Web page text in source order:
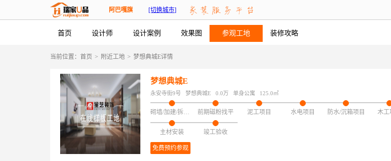
阿巴嘎旗 [切换城市]
首页 设计师 设计案例 效果图 参观工地 装修攻略
当前位置： 首页 > 附近工地 > 梦想典城E详情
梦想典城E
永安寺街9号 梦想典城E 0.0万 单身公寓 125.0㎡
砌墙/加建/拆改/保护 前期磁粉找平 泥工项目 水电项目 防水/沉箱项目 木工
主材安装 竣工验收
免费预约参观